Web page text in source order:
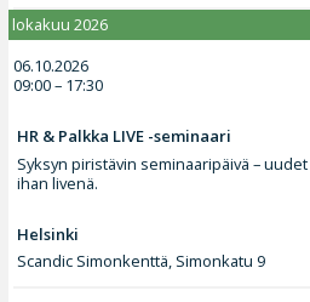
lokakuu 2026
06.10.2026
09:00 – 17:30
HR & Palkka LIVE -seminaari
Syksyn piristävin seminaaripäivä –
ihan livenä.
Helsinki
Scandic Simonkenttä, Simonkatu 9